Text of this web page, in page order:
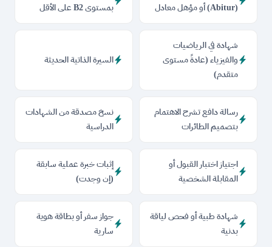
(Abitur) أو مؤهل معادل
بمستوى B2 على الأقل
شهادة في الرياضيات
والفيزياء (عادةً مستوى
متقدم)
السيرة الذاتية الحديثة
رسالة دافع تشرح الاهتمام
بتصميم الطائرات
نسخ مصدقة من الشهادات
الدراسية
اجتياز اختبار القبول أو
المقابلة الشخصية
إثبات خبرة عملية سابقة
(إن وجدت)
شهادة طبية أو فحص لياقة
بدنية
جواز سفر أو بطاقة هوية
سارية